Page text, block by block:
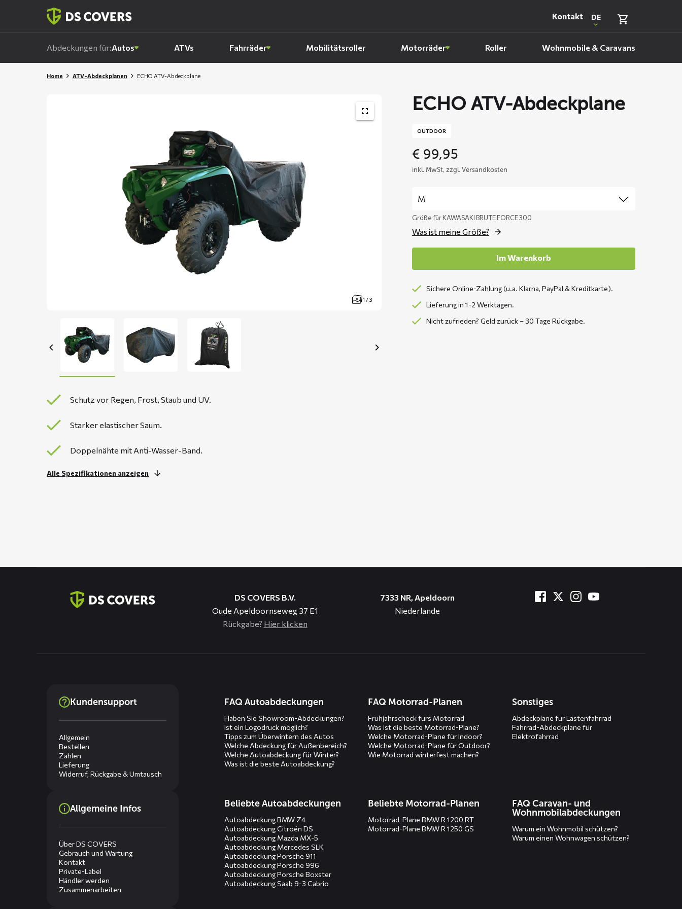
Kontakt
DE
Abdeckungen für:Autos ATVs Fahrräder Mobilitätsroller Motorräder Roller Wohnmobile & Caravans
Home ATV-Abdeckplanen ECHO ATV-Abdeckplane
1 / 3
Schutz vor Regen, Frost, Staub und UV.
Starker elastischer Saum.
Doppelnähte mit Anti-Wasser-Band.
Alle Spezifikationen anzeigen
ECHO ATV-Abdeckplane
OUTDOOR
€ 99,95
inkl. MwSt, zzgl. Versandkosten
Größe für KAWASAKI BRUTE FORCE 300
Was ist meine Größe?
Im Warenkorb
Sichere Online-Zahlung (u.a. Klarna, PayPal & Kreditkarte).
Lieferung in 1-2 Werktagen.
Nicht zufrieden? Geld zurück – 30 Tage Rückgabe.
DS COVERS B.V.
Oude Apeldoornseweg 37 E1
Rückgabe? Hier klicken
7333 NR, Apeldoorn
Niederlande
Kundensupport
Allgemein
Bestellen
Zahlen
Lieferung
Widerruf, Rückgabe & Umtausch
Allgemeine Infos
Über DS COVERS
Gebrauch und Wartung
Kontakt
Private-Label
Händler werden
Zusammenarbeiten
FAQ Autoabdeckungen
Haben Sie Showroom-Abdeckungen?
Ist ein Logodruck möglich?
Tipps zum Überwintern des Autos
Welche Abdeckung für Außenbereich?
Welche Autoabdeckung für Winter?
Was ist die beste Autoabdeckung?
FAQ Motorrad-Planen
Frühjahrscheck fürs Motorrad
Was ist die beste Motorrad-Plane?
Welche Motorrad-Plane für Indoor?
Welche Motorrad-Plane für Outdoor?
Wie Motorrad winterfest machen?
Sonstiges
Abdeckplane für Lastenfahrrad
Fahrrad-Abdeckplane für
Elektrofahrrad
Beliebte Autoabdeckungen
Autoabdeckung BMW Z4
Autoabdeckung Citroën DS
Autoabdeckung Mazda MX-5
Autoabdeckung Mercedes SLK
Autoabdeckung Porsche 911
Autoabdeckung Porsche 996
Autoabdeckung Porsche Boxster
Autoabdeckung Saab 9-3 Cabrio
Beliebte Motorrad-Planen
Motorrad-Plane BMW R 1200 RT
Motorrad-Plane BMW R 1250 GS
FAQ Caravan- und
Wohnmobilabdeckungen
Warum ein Wohnmobil schützen?
Warum einen Wohnwagen schützen?